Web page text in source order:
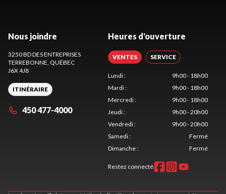
Nous joindre
3250 BD DES ENTREPRISES
TERREBONNE, QUÉBEC
J6X 4J8
ITINÉRAIRE
450 477-4000
Heures d'ouverture
VENTES SERVICE
Lundi:
9h00 - 18h00
Mardi:
9h00 - 18h00
Mercredi:
9h00 - 18h00
Jeudi:
9h00 - 20h00
Vendredi:
9h00 - 20h00
Samedi:
Fermé
Dimanche: Fermé
Restez connecté